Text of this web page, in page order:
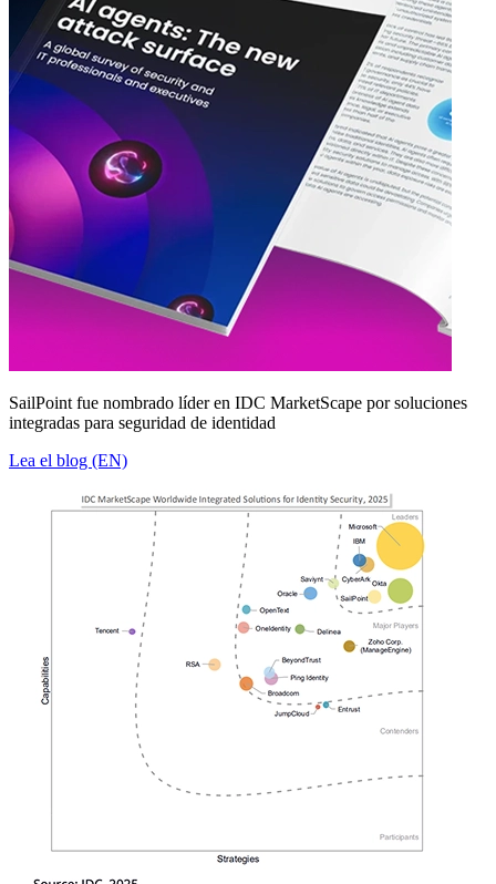
SailPoint fue nombrado líder en IDC MarketScape por soluciones
integradas para seguridad de identidad
Lea el blog (EN)